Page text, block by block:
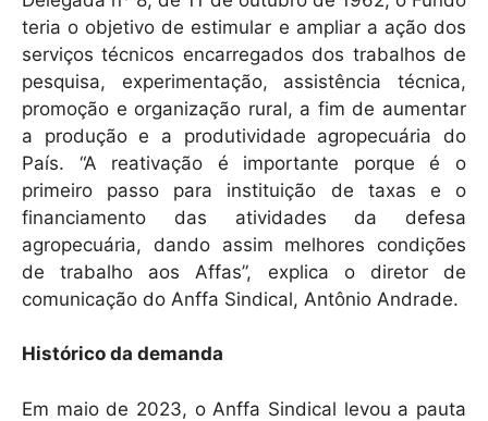
teria o objetivo de estimular e ampliar a ação dos
serviços técnicos encarregados dos trabalhos de
pesquisa, experimentação, assistência técnica,
promoção e organização rural, a fim de aumentar
a produção e a produtividade agropecuária do
País. “A reativação é importante porque é o
primeiro passo para instituição de taxas e o
financiamento das atividades da defesa
agropecuária, dando assim melhores condições
de trabalho aos Affas”, explica o diretor de
comunicação do Anffa Sindical, Antônio Andrade.
Histórico da demanda
Em maio de 2023, o Anffa Sindical levou a pauta